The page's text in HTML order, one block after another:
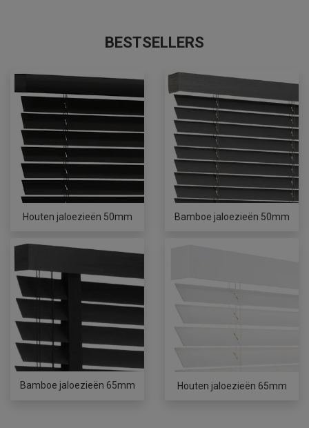
BESTSELLERS
Houten jaloezieën 50mm Bamboe jaloezieën 50mm
Bamboe jaloezieën 65mm Houten jaloezieën 65mm